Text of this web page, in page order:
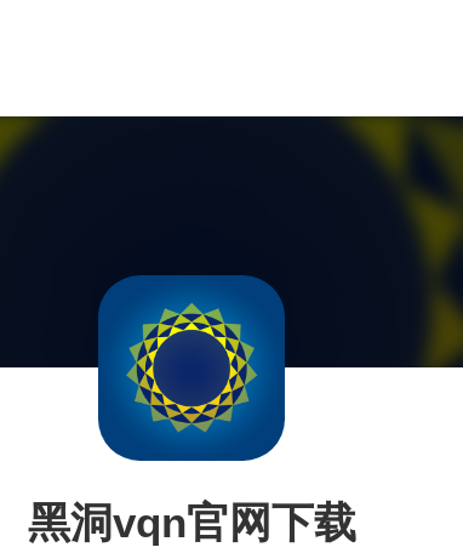
黑洞vqn官网下载